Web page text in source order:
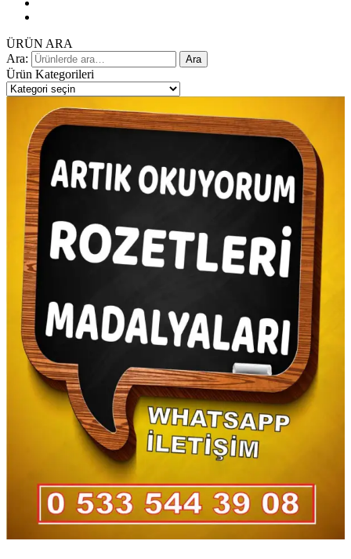
ÜRÜN ARA
Ara:
Ara
Ürün Kategorileri